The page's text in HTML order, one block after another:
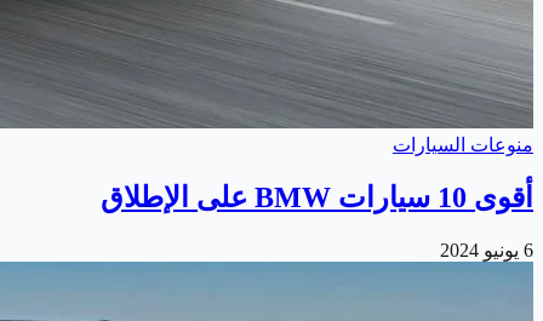
منوعات السيارات
أقوى 10 سيارات BMW على الإطلاق
6 يونيو 2024